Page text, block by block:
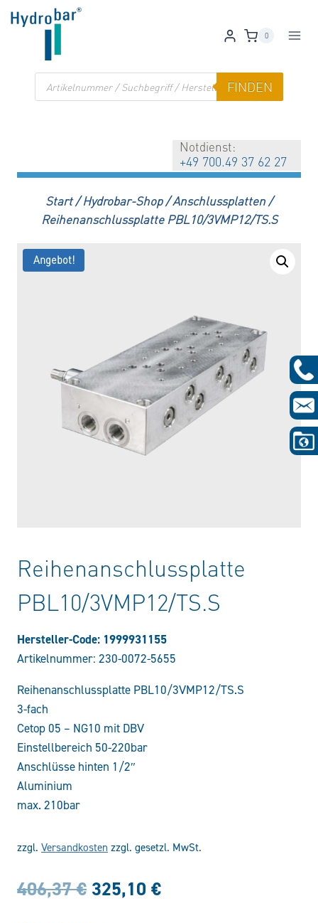
Zum
Inhalt
0
Products
search
FINDEN
Notdienst:
+49 700.49 37 62 27
Start / Hydrobar-Shop /Anschlussplatten /
Reihenanschlussplatte PBL10/3VMP12/TS.S
Angebot!
Reihenanschlussplatte
PBL10/3VMP12/TS.S
Hersteller-Code: 1999931155
Artikelnummer: 230-0072-5655
Reihenanschlussplatte PBL10/3VMP12/TS.S
3-fach
Cetop 05 – NG10 mit DBV
Einstellbereich 50-220bar
Anschlüsse hinten 1/2″
Aluminium
max. 210bar
zzgl. Versandkosten zzgl. gesetzl. MwSt.
406,37€ Ursprünglicher
325,10 €Aktueller